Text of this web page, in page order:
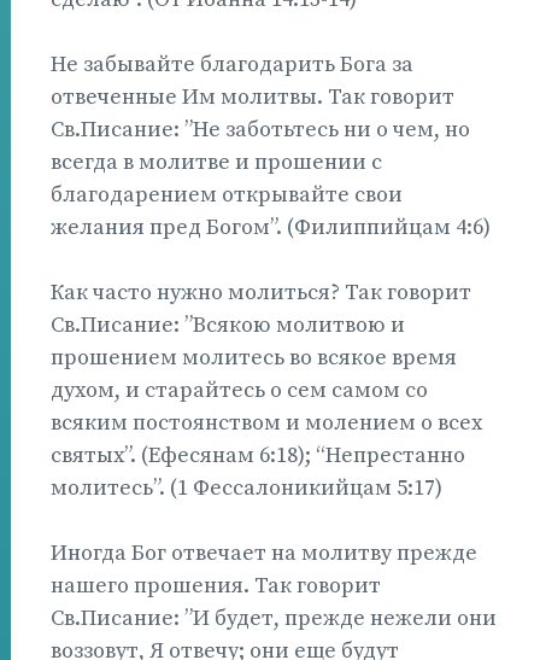
Не забывайте благодарить Бога за
отвеченные Им молитвы. Так говорит
Св.Писание: ”Не заботьтесь ни о чем, но
всегда в молитве и прошении с
благодарением открывайте свои
желания пред Богом”. (Филиппийцам 4:6)
Как часто нужно молиться? Так говорит
Св.Писание: ”Всякою молитвою и
прошением молитесь во всякое время
духом, и старайтесь о сем самом со
всяким постоянством и молением о всех
святых”. (Ефесянам 6:18); “Непрестанно
молитесь”. (1 Фессалоникийцам 5:17)
Иногда Бог отвечает на молитву прежде
нашего прошения. Так говорит
Св.Писание: ”И будет, прежде нежели они
воззовут, Я отвечу; они еще будут